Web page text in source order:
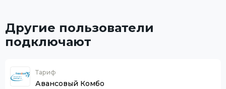
Другие пользователи
подключают
Тариф
Авансовый Комбо